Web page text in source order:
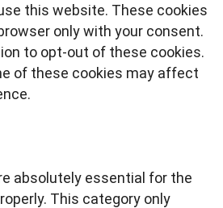
this website. These cookies
only with your consent.
to opt-out of these cookies.
of these cookies may affect
absolutely essential for the
This category only